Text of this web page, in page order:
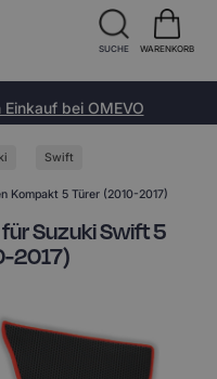
bei OMEVO
Swift
Kompakt 5 Türer (2010-2017)
Suzuki Swift 5
2017)
SUCHE WARENKORB